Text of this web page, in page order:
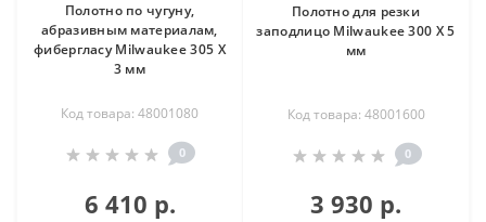
Полотно по чугуну,
абразивным материалам,
фибергласу Milwaukee 305 X
3 мм
Код товара: 48001080
0
6 410 р.
Полотно для резки
заподлицо Milwaukee 300 X 5
мм
Код товара: 48001600
0
3 930 р.